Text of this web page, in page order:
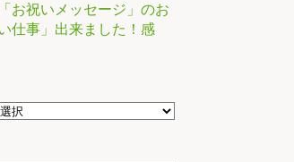
お祝いメッセージ」のお
仕事」出来ました！感